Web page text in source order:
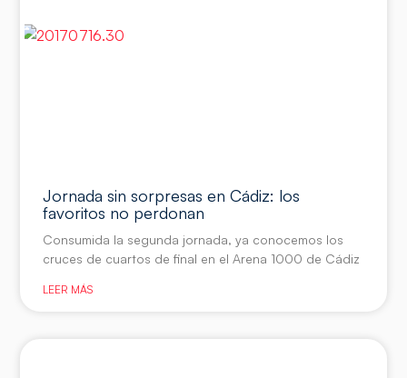
Jornada sin sorpresas en Cádiz: los
favoritos no perdonan
Consumida la segunda jornada, ya conocemos los
cruces de cuartos de final en el Arena 1000 de Cádiz
LEER MÁS